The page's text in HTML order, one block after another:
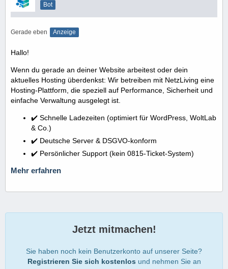
Bot
Gerade eben Anzeige
Hallo!
Wenn du gerade an deiner Website arbeitest oder dein
aktuelles Hosting überdenkst: Wir betreiben mit NetzLiving eine
Hosting-Plattform, die speziell auf Performance, Sicherheit und
einfache Verwaltung ausgelegt ist.
✔️ Schnelle Ladezeiten (optimiert für WordPress, WoltLab
& Co.)
✔️ Deutsche Server & DSGVO-konform
✔️ Persönlicher Support (kein 0815-Ticket-System)
Mehr erfahren
Jetzt mitmachen!
Sie haben noch kein Benutzerkonto auf unserer Seite?
Registrieren Sie sich kostenlos und nehmen Sie an